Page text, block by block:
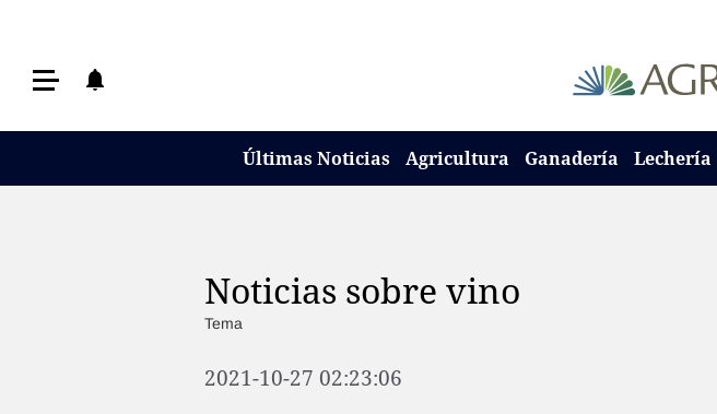
Últimas Noticias Agricultura Ganadería Lechería
Noticias sobre vino
Tema
2021-10-27 02:23:06